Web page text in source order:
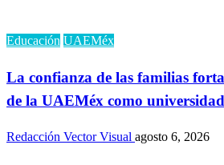
Educación UAEMéx
La confianza de las familias
de la UAEMéx como
Redacción Vector Visual agosto 6, 2026